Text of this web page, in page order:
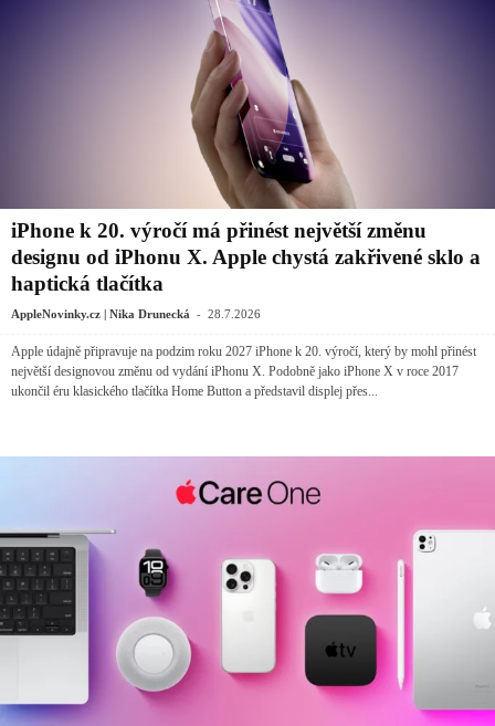
iPhone k 20. výročí má přinést největší změnu
designu od iPhonu X. Apple chystá zakřivené sklo a
haptická tlačítka
AppleNovinky.cz | Nika Drunecká - 28.7.2026
Apple údajně připravuje na podzim roku 2027 iPhone k 20. výročí, který by mohl přinést
největší designovou změnu od vydání iPhonu X. Podobně jako iPhone X v roce 2017
ukončil éru klasického tlačítka Home Button a představil displej přes...